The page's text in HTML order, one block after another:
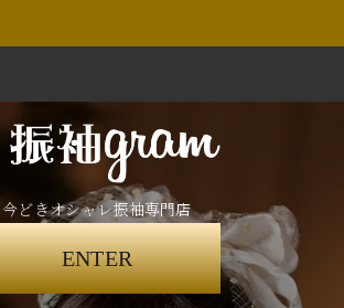
今どきオシャレ振袖専門店
ENTER